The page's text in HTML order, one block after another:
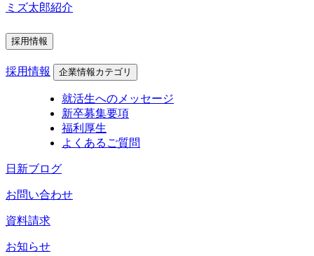
ミズ太郎紹介
採用情報
採用情報 企業情報カテゴリ
就活生へのメッセージ
新卒募集要項
福利厚生
よくあるご質問
日新ブログ
お問い合わせ
資料請求
お知らせ